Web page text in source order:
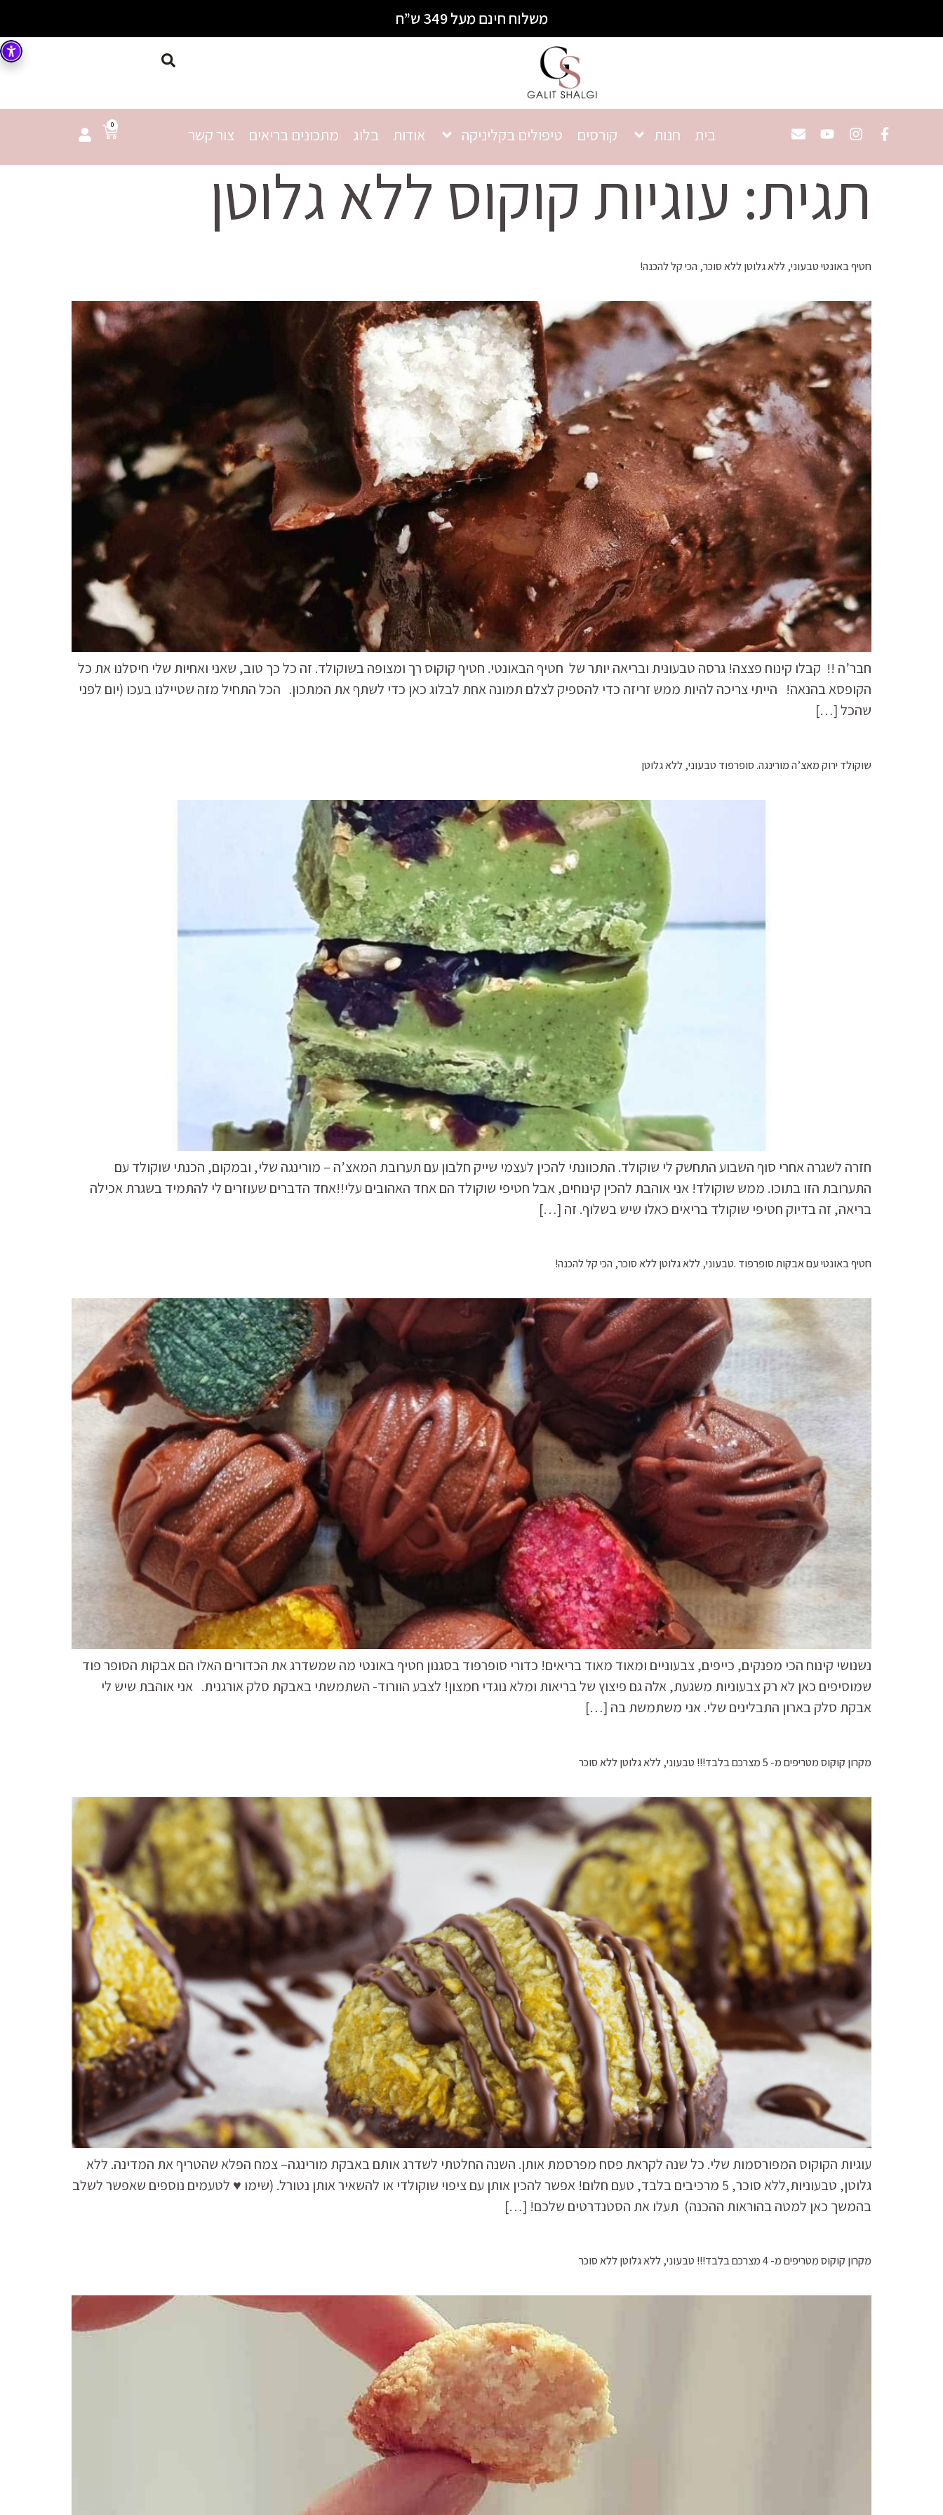
משלוח חינם מעל 349 ש”ח
בית חנות קורסים טיפולים בקליניקה אודות בלוג מתכונים בריאים צור קשר
0
תגית: עוגיות קוקוס ללא גלוטן
חטיף באונטי טבעוני, ללא גלוטן ללא סוכר, הכי קל להכנה!
חבר’ה !! קבלו קינוח פצצה! גרסה טבעונית ובריאה יותר של חטיף הבאונטי. חטיף קוקוס רך ומצופה בשוקולד. זה כל כך טוב, שאני ואחיות שלי חיסלנו את כל
הקופסא בהנאה! הייתי צריכה להיות ממש זריזה כדי להספיק לצלם תמונה אחת לבלוג כאן כדי לשתף את המתכון. הכל התחיל מזה שטיילנו בעכו (יום לפני
שהכל […]
שוקולד ירוק מאצ’ה מורינגה. סופרפוד טבעוני, ללא גלוטן
חזרה לשגרה אחרי סוף השבוע התחשק לי שוקולד. התכוונתי להכין לעצמי שייק חלבון עם תערובת המאצ’ה – מורינגה שלי, ובמקום, הכנתי שוקולד עם
התערובת הזו בתוכו. ממש שוקולד! אני אוהבת להכין קינוחים, אבל חטיפי שוקולד הם אחד האהובים עלי!!אחד הדברים שעוזרים לי להתמיד בשגרת אכילה
בריאה, זה בדיוק חטיפי שוקולד בריאים כאלו שיש בשלוף. זה […]
חטיף באונטי עם אבקות סופרפוד .טבעוני, ללא גלוטן ללא סוכר, הכי קל להכנה!
נשנושי קינוח הכי מפנקים, כייפים, צבעוניים ומאוד מאוד בריאים! כדורי סופרפוד בסגנון חטיף באונטי מה שמשדרג את הכדורים האלו הם אבקות הסופר פוד
שמוסיפים כאן לא רק צבעוניות משגעת, אלה גם פיצוץ של בריאות ומלא נוגדי חמצון! לצבע הוורוד- השתמשתי באבקת סלק אורגנית. אני אוהבת שיש לי
אבקת סלק בארון התבלינים שלי. אני משתמשת בה […]
מקרון קוקוס מטריפים מ- 5 מצרכם בלבד!!! טבעוני, ללא גלוטן ללא סוכר
עוגיות הקוקוס המפורסמות שלי. כל שנה לקראת פסח מפרסמת אותן. השנה החלטתי לשדרג אותם באבקת מורינגה– צמח הפלא שהטריף את המדינה. ללא
גלוטן, טבעוניות,ללא סוכר, 5 מרכיבים בלבד, טעם חלום! אפשר להכין אותן עם ציפוי שוקולדי או להשאיר אותן נטורל. (שימו ♥ לטעמים נוספים שאפשר לשלב
בהמשך כאן למטה בהוראות ההכנה) תעלו את הסטנדרטים שלכם! […]
מקרון קוקוס מטריפים מ- 4 מצרכם בלבד!!! טבעוני, ללא גלוטן ללא סוכר